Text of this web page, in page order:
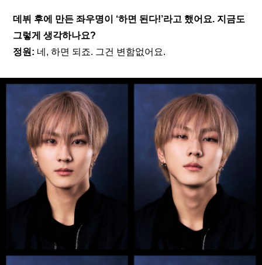
데뷔 후에 만든 좌우명이 ‘하면 된다!’라고 했어요. 지금도
그렇게 생각하나요?
정원: 네, 하면 되죠. 그건 변함없어요.